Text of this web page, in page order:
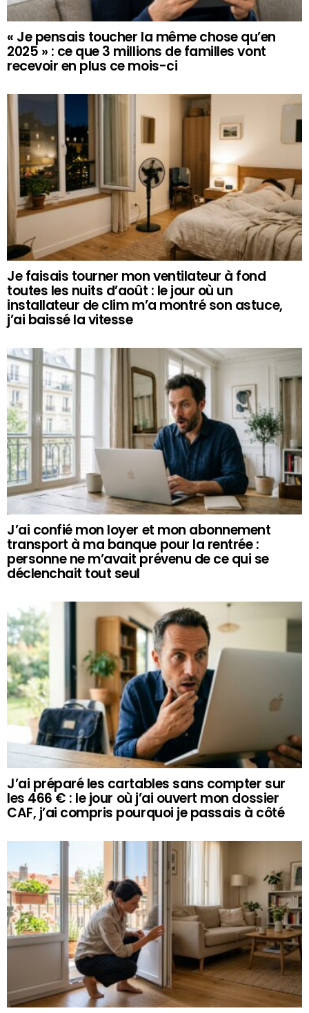
« Je pensais toucher la même chose qu’en
2025 » : ce que 3 millions de familles vont
recevoir en plus ce mois-ci
Je faisais tourner mon ventilateur à fond
toutes les nuits d’août : le jour où un
installateur de clim m’a montré son astuce,
j’ai baissé la vitesse
J’ai confié mon loyer et mon abonnement
transport à ma banque pour la rentrée :
personne ne m’avait prévenu de ce qui se
déclenchait tout seul
J’ai préparé les cartables sans compter sur
les 466 € : le jour où j’ai ouvert mon dossier
CAF, j’ai compris pourquoi je passais à côté